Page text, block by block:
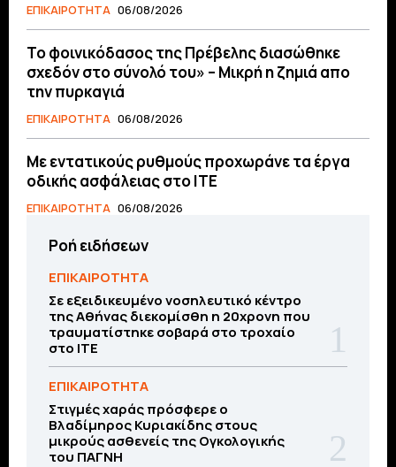
ΕΠΙΚΑΙΡΟΤΗΤΑ 06/08/2026
Το φοινικόδασος της Πρέβελης διασώθηκε
σχεδόν στο σύνολό του» – Μικρή η ζημιά απο
την πυρκαγιά
ΕΠΙΚΑΙΡΟΤΗΤΑ 06/08/2026
Με εντατικούς ρυθμούς προχωράνε τα έργα
οδικής ασφάλειας στο ΙΤΕ
ΕΠΙΚΑΙΡΟΤΗΤΑ 06/08/2026
Ροή ειδήσεων
ΕΠΙΚΑΙΡΟΤΗΤΑ
Σε εξειδικευμένο νοσηλευτικό κέντρο
της Αθήνας διεκομίσθη η 20χρονη που
τραυματίστηκε σοβαρά στο τροχαίο
στο ΙΤΕ
ΕΠΙΚΑΙΡΟΤΗΤΑ
Στιγμές χαράς πρόσφερε ο
Βλαδίμηρος Κυριακίδης στους
μικρούς ασθενείς της Ογκολογικής
του ΠΑΓΝΗ